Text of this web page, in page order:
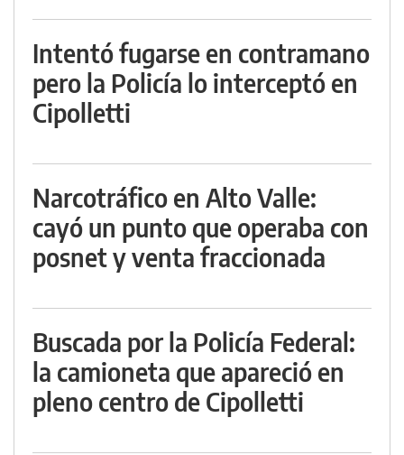
Intentó fugarse en contramano
pero la Policía lo interceptó en
Cipolletti
Narcotráfico en Alto Valle:
cayó un punto que operaba con
posnet y venta fraccionada
Buscada por la Policía Federal:
la camioneta que apareció en
pleno centro de Cipolletti